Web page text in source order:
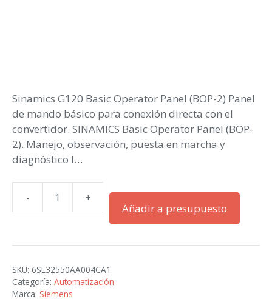
Sinamics G120 Basic Operator Panel (BOP-2) Panel
de mando básico para conexión directa con el
convertidor. SINAMICS Basic Operator Panel (BOP-
2). Manejo, observación, puesta en marcha y
diagnóstico l…
-
Sinamics
Basic
Panel
(BOP-
2),
+
Añadir a presupuesto
SKU: 6SL32550AA004CA1
Categoría: Automatización
Marca: Siemens